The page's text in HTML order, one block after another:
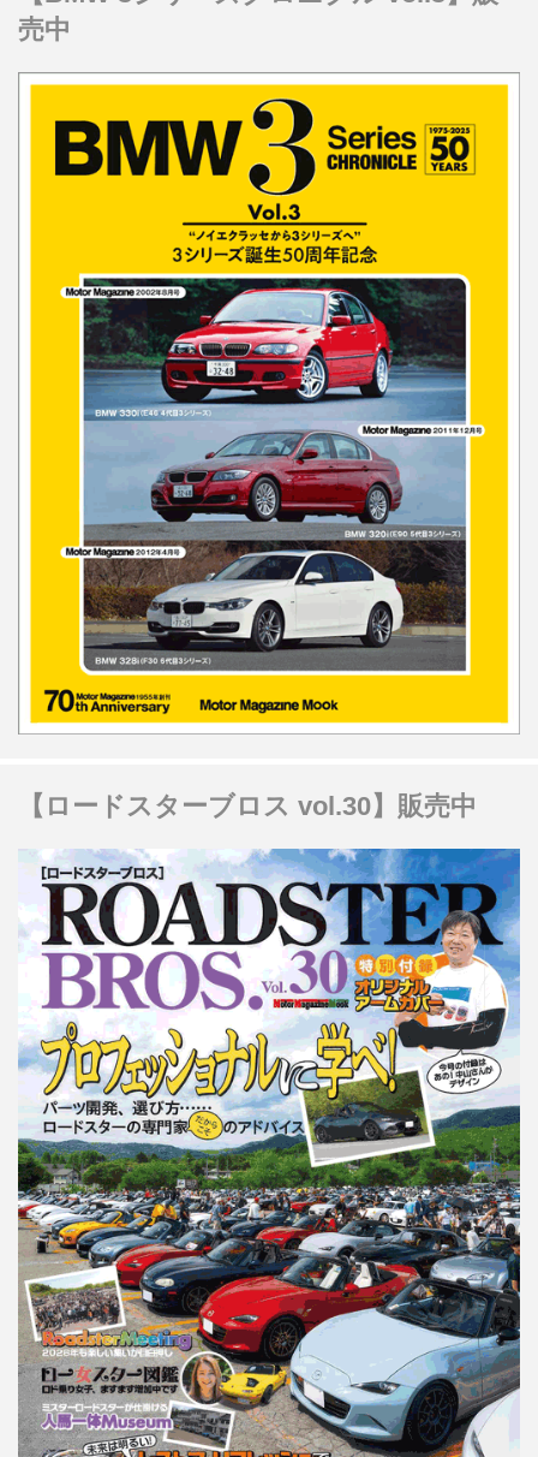
売中
【ロードスターブロス vol.30】販売中